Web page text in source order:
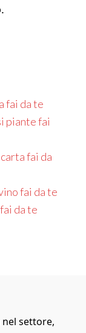
fai da te
piante fai
fai da
fai da te
da te
nel settore,